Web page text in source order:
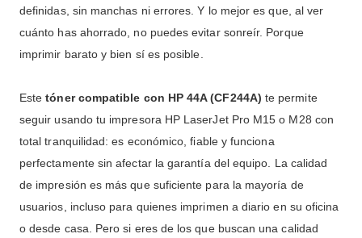
definidas, sin manchas ni errores. Y lo mejor es que, al ver
cuánto has ahorrado, no puedes evitar sonreír. Porque
imprimir barato y bien sí es posible.
Estetóner compatible con HP 44A (CF244A) te permite
seguir usando tu impresora HP LaserJet Pro M15 o M28 con
total tranquilidad: es económico, fiable y funciona
perfectamente sin afectar la garantía del equipo. La calidad
de impresión es más que suficiente para la mayoría de
usuarios, incluso para quienes imprimen a diario en su oficina
o desde casa. Pero si eres de los que buscan una calidad